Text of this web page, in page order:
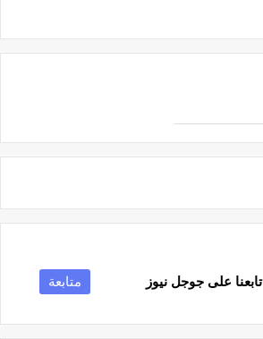
تابعنا على جوجل نيوز متابعة